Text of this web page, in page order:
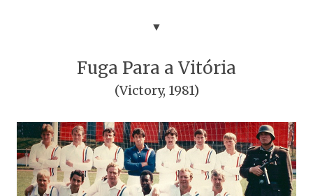
▼
Fuga Para a Vitória
(Victory, 1981)